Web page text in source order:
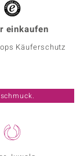
einkaufen
Käuferschutz